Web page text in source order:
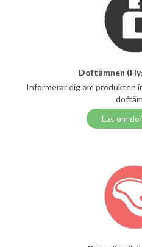
Doftämnen
Informerar dig om produkten
Läs om